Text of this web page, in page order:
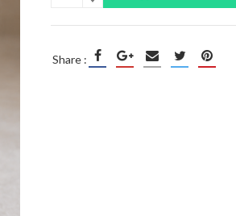
Share :